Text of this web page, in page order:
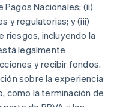
Nacionales; (ii)
y regulatorias; y (iii)
riesgos, incluyendo la
legalmente
y recibir fondos.
sobre la experiencia
como la terminación de